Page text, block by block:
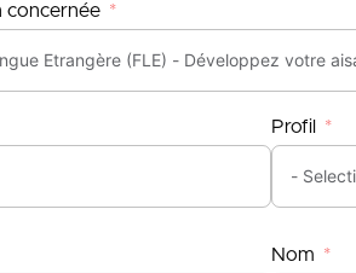
concernée
Profil
Nom